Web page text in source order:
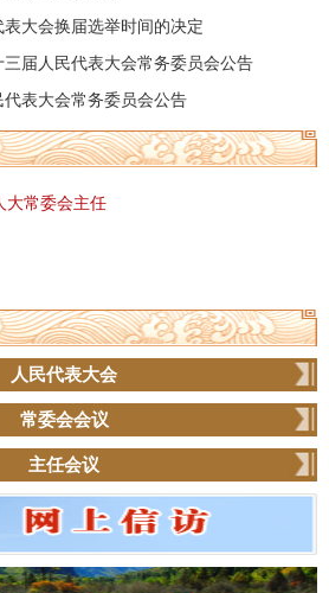
大会换届选举时间的决定
届人民代表大会常务委员会公告
表大会常务委员会公告
大常委会主任
人民代表大会
常委会会议
主任会议